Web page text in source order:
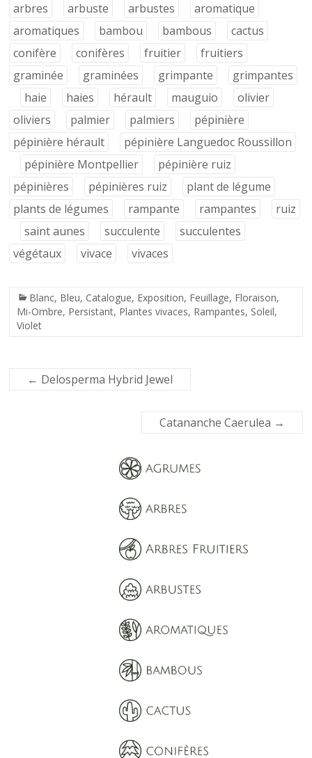
arbres
arbuste arbustes
aromatique
aromatiques
bambou bambous
cactus
conifère
conifères fruitier
fruitiers
graminée
graminées grimpante
grimpantes
haie
haies hérault mauguio
olivier
oliviers
palmier palmiers
pépinière
pépinière hérault
pépinière Languedoc Roussillon
pépinière Montpellier
pépinière ruiz
pépinières
pépinières ruiz
plant de légume
plants de légumes
rampante rampantes
ruiz
saint aunes
succulente
succulentes
végétaux
vivace vivaces
Blanc, Bleu, Catalogue, Exposition, Feuillage, Floraison,
Mi-Ombre, Persistant, Plantes vivaces, Rampantes, Soleil,
Violet
← Delosperma Hybrid Jewel
Catananche Caerulea →